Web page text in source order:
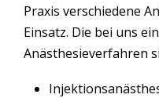
Praxis verschiedene
Einsatz. Die bei uns
Anästhesieverfahren